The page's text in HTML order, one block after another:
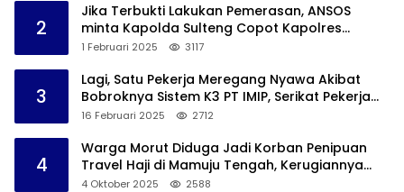
2
Jika Terbukti Lakukan Pemerasan, ANSOS
minta Kapolda Sulteng Copot Kapolres
Bangkep
1 Februari 2025 3117
3
Lagi, Satu Pekerja Meregang Nyawa Akibat
Bobroknya Sistem K3 PT IMIP, Serikat Pekerja
Akan Lakukan Demo
16 Februari 2025 2712
4
Warga Morut Diduga Jadi Korban Penipuan
Travel Haji di Mamuju Tengah, Kerugiannya
Ditaksir Capai Rp 800 juta
4 Oktober 2025 2588